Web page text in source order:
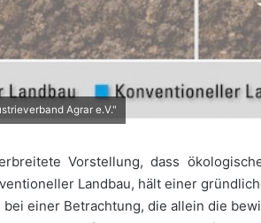
Agrar e.V."
Vorstellung, dass
Landbau, hält einer
einer Betrachtung, die allein die